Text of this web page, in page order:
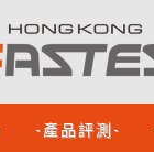
-產品評測-